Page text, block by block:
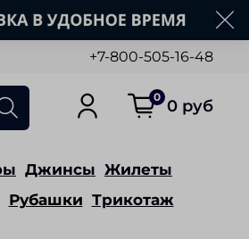
+7-800-505-16-48
0 0 руб
Джинсы Жилеты
Рубашки Трикотаж